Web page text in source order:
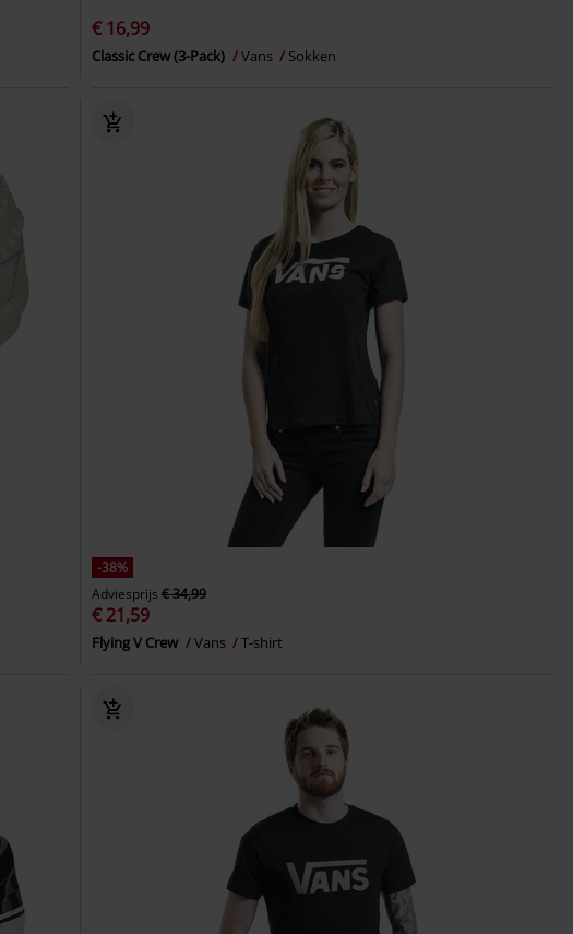
€ 16,99
Classic Crew (3-Pack) Vans Sokken
-38%
Adviesprijs € 34,99
€ 21,59
Flying V Crew Vans T-shirt